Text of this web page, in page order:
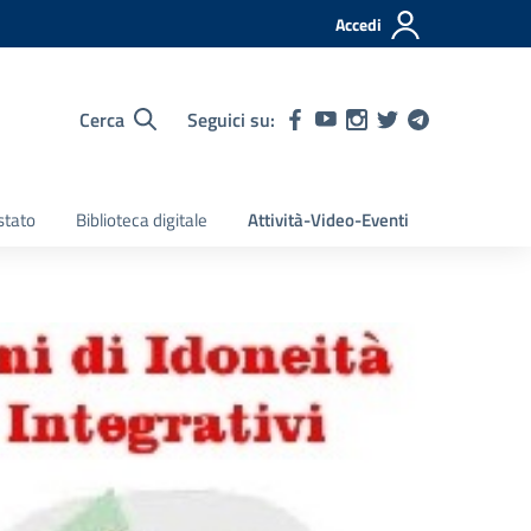
Accedi
Cerca Seguici su:
Biblioteca digitale Attività-Video-Eventi